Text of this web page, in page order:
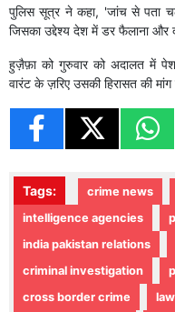
पुलिस सूत्र ने कहा, 'जांच से पता
जिसका उद्देश्य देश में डर फैलाना और
हुज़ैफ़ा को गुरुवार को अदालत में
वारंट के ज़रिए उसकी हिरासत की
Tags: crime news
intelligence agencies
india pakistan relations
criminal investigation
cross border crime